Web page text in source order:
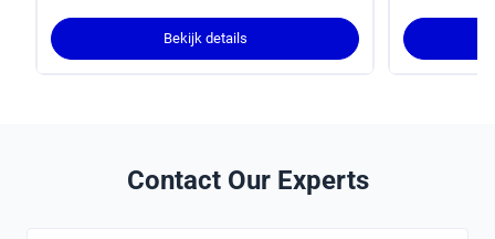
Bekijk details
Contact Our Experts